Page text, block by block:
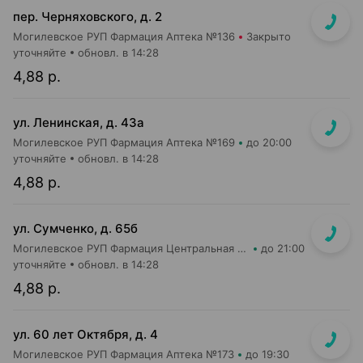
пер. Черняховского, д. 2
Могилевское РУП Фармация Аптека №136 Закрыто
4,88 р.
уточняйте обновл. в 14:28
ул. Ленинская, д. 43а
Могилевское РУП Фармация Аптека №169 до 20:00
4,88 р.
уточняйте обновл. в 14:28
ул. Сумченко, д. 65б
Могилевское РУП Фармация Центральная районная аптека №109 до 21:00
4,88 р.
уточняйте обновл. в 14:28
ул. 60 лет Октября, д. 4
Могилевское РУП Фармация Аптека №173 до 19:30